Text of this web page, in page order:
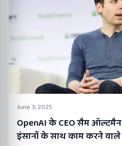
June 3, 2025
OpenAI के CEO सैम
इंसानों के साथ काम करने